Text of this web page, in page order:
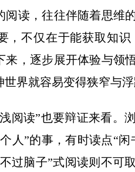
阅读，往往伴随着思维
，不仅在于能获取知
来，逐步展开体验与领
界就容易变得狭窄与浮
读”也要辩证来看。浏
人”的事，有时读点“
过脑子”式阅读则不可